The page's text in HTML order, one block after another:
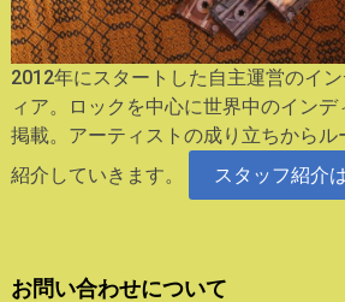
2012年にスタートした自主運営のイ
ィア。ロックを中心に世界中のイン
掲載。アーティストの成り立ちからル
紹介していきます。
スタッフ紹介
お問い合わせについて